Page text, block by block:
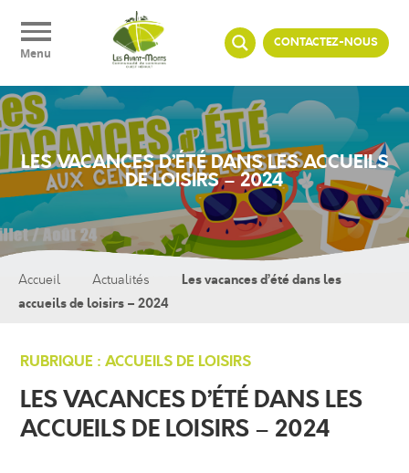
Menu
CONTACTEZ-NOUS
LES VACANCES D’ÉTÉ DANS LES ACCUEILS
DE LOISIRS – 2024
Accueil Actualités
Les vacances d’été dans les
accueils de loisirs – 2024
RUBRIQUE : ACCUEILS DE LOISIRS
LES VACANCES D’ÉTÉ DANS LES
ACCUEILS DE LOISIRS – 2024
Panneau de gestion des cookies